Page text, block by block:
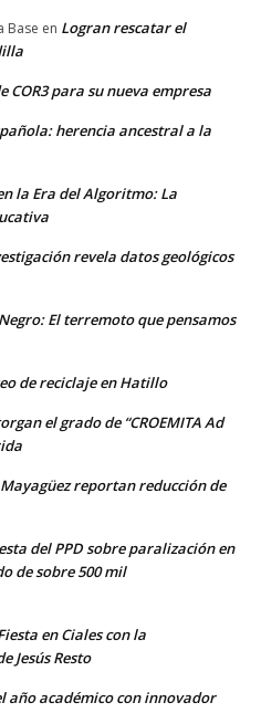
Base en Logran rescatar el
COR3 para su nueva empresa
herencia ancestral a la
la Era del Algoritmo: La
revela datos geológicos
El terremoto que pensamos
de reciclaje en Hatillo
el grado de “CROEMITA Ad
reportan reducción de
del PPD sobre paralización en
de sobre 500 mil
en Ciales con la
Jesús Resto
año académico con innovador